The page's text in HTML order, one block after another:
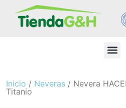
Inicio / Neveras / Nevera
Titanio